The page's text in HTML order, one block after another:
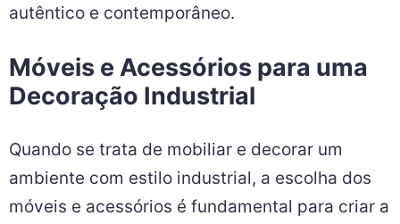
autêntico e contemporâneo.
Móveis e Acessórios para uma
Decoração Industrial
Quando se trata de mobiliar e decorar um
ambiente com estilo industrial, a escolha dos
móveis e acessórios é fundamental para criar a